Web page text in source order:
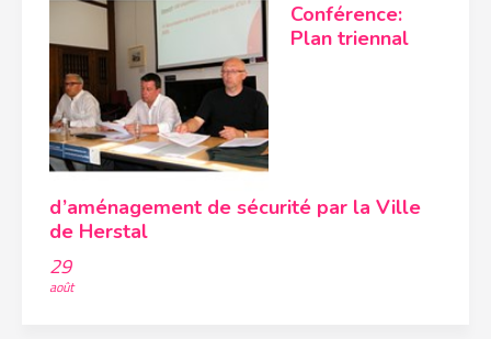
Conférence:
Plan triennal
d’aménagement de sécurité par la Ville
de Herstal
29
août